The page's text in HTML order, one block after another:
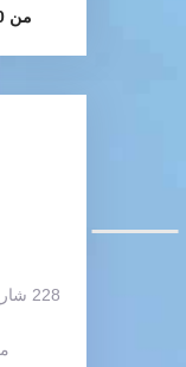
من 10:00 صباحاً إلى 1:00 ظهراً
228